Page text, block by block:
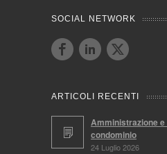
SOCIAL NETWORK
ARTICOLI RECENTI
Amministrazione
condominio
24 Luglio 2026